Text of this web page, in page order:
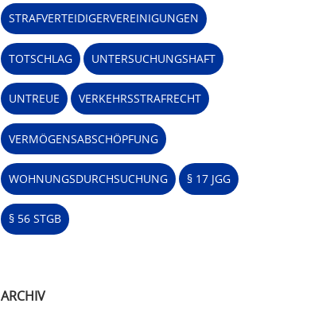
STRAFVERTEIDIGERVEREINIGUNGEN
TOTSCHLAG UNTERSUCHUNGSHAFT
UNTREUE VERKEHRSSTRAFRECHT
VERMÖGENSABSCHÖPFUNG
WOHNUNGSDURCHSUCHUNG § 17 JGG
§ 56 STGB
ARCHIV